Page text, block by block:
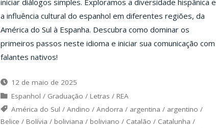
a influência cultural do espanhol em diferentes regiões, da
América do Sul à Espanha. Descubra como dominar os
primeiros passos neste idioma e iniciar sua comunicação com
falantes nativos!
12 de maio de 2025
Espanhol / Graduação / Letras / REA
América do Sul /Andino /Andorra / argentina / argentino /
Belice / Bolívia / boliviana / boliviano / Catalão / Catalunha /